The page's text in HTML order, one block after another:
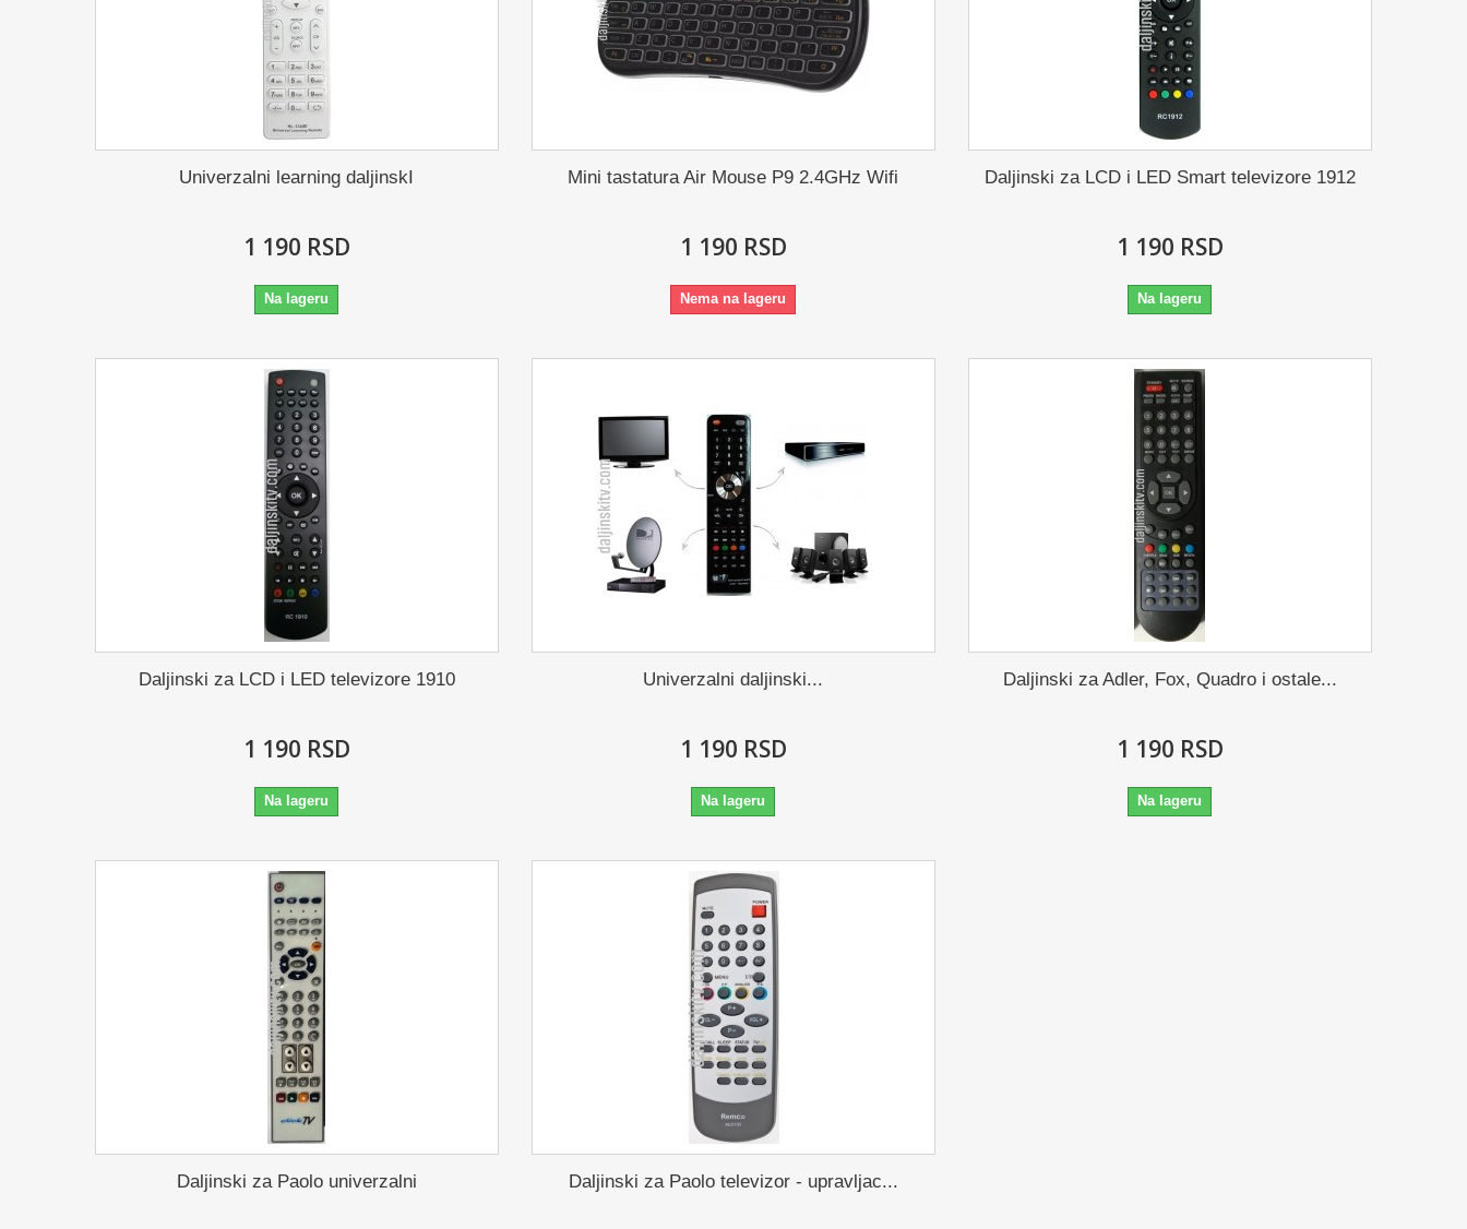
Univerzalni learning daljinskI
1 190 RSD
Na lageru
Mini tastatura Air Mouse P9 2.4GHz Wifi
1 190 RSD
Nema na lageru
Daljinski za LCD i LED Smart televizore 1912
1 190 RSD
Na lageru
Daljinski za LCD i LED televizore 1910
1 190 RSD
Na lageru
Univerzalni daljinski...
1 190 RSD
Na lageru
Daljinski za Adler, Fox, Quadro i ostale...
1 190 RSD
Na lageru
Daljinski za Paolo univerzalni Daljinski za Paolo televizor - upravljac...